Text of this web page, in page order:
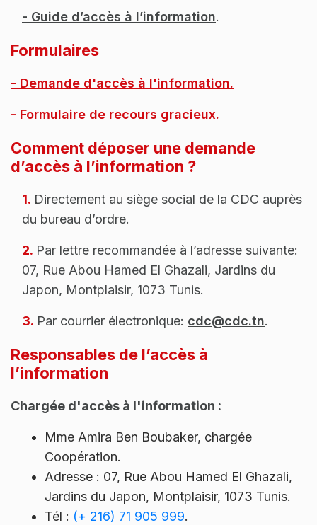
- Guide d’accès à l’information.
Formulaires
- Demande d'accès à l'information.
- Formulaire de recours gracieux.
Comment déposer une demande
d’accès à l’information ?
1. Directement au siège social de la CDC auprès
du bureau d’ordre.
2. Par lettre recommandée à l’adresse suivante:
07, Rue Abou Hamed El Ghazali, Jardins du
Japon, Montplaisir, 1073 Tunis.
3. Par courrier électronique: cdc@cdc.tn.
Responsables de l’accès à
l’information
Chargée d'accès à l'information :
Mme Amira Ben Boubaker, chargée
Coopération.
Adresse : 07, Rue Abou Hamed El Ghazali,
Jardins du Japon, Montplaisir, 1073 Tunis.
Tél : (+ 216) 71 905 999.